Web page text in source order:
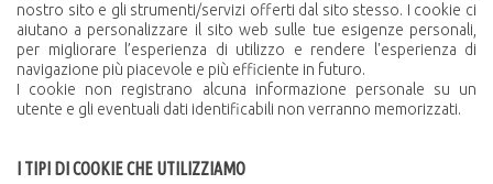
nostro sito e gli strumenti/servizi offerti dal sito stesso. I cookie ci
aiutano a personalizzare il sito web sulle tue esigenze personali,
per migliorare l’esperienza di utilizzo e rendere l'esperienza di
navigazione più piacevole e più efficiente in futuro.
I cookie non registrano alcuna informazione personale su un
utente e gli eventuali dati identificabili non verranno memorizzati.
I TIPI DI COOKIE CHE UTILIZZIAMO